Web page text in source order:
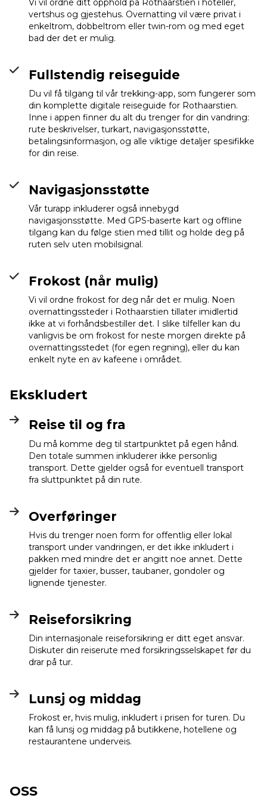
Hotel Hessenhof
(Winterberg) Info
Vi vil ordne ditt opphold på Rothaarstien i hoteller,
vertshus og gjestehus. Overnatting vil være privat i
enkeltrom, dobbeltrom eller twin-rom og med eget
bad der det er mulig.
Fullstendig reiseguide
Du vil få tilgang til vår trekking-app, som fungerer som
din komplette digitale reiseguide for Rothaarstien.
Inne i appen finner du alt du trenger for din vandring:
rute beskrivelser, turkart, navigasjonsstøtte,
betalingsinformasjon, og alle viktige detaljer spesifikke
for din reise.
Navigasjonsstøtte
Vår turapp inkluderer også innebygd
navigasjonsstøtte. Med GPS-baserte kart og offline
tilgang kan du følge stien med tillit og holde deg på
ruten selv uten mobilsignal.
Frokost (når mulig)
Vi vil ordne frokost for deg når det er mulig. Noen
overnattingssteder i Rothaarstien tillater imidlertid
ikke at vi forhåndsbestiller det. I slike tilfeller kan du
vanligvis be om frokost for neste morgen direkte på
overnattingsstedet (for egen regning), eller du kan
enkelt nyte en av kafeene i området.
Ekskludert
Reise til og fra
Du må komme deg til startpunktet på egen hånd.
Den totale summen inkluderer ikke personlig
transport. Dette gjelder også for eventuell transport
fra sluttpunktet på din rute.
Overføringer
Hvis du trenger noen form for offentlig eller lokal
transport under vandringen, er det ikke inkludert i
pakken med mindre det er angitt noe annet. Dette
gjelder for taxier, busser, taubaner, gondoler og
lignende tjenester.
Reiseforsikring
Din internasjonale reiseforsikring er ditt eget ansvar.
Diskuter din reiserute med forsikringsselskapet før du
drar på tur.
Lunsj og middag
Frokost er, hvis mulig, inkludert i prisen for turen. Du
kan få lunsj og middag på butikkene, hotellene og
restaurantene underveis.
OSS